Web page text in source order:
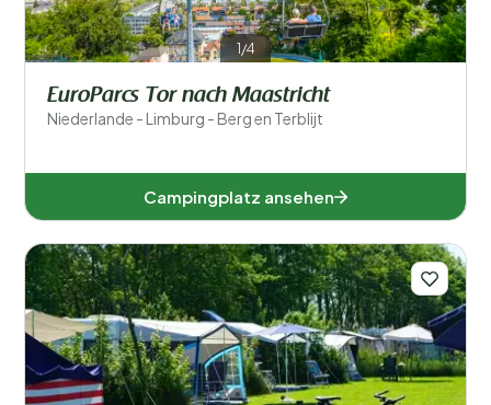
1/4
EuroParcs Tor nach Maastricht
Niederlande - Limburg - Berg en Terblijt
Campingplatz ansehen